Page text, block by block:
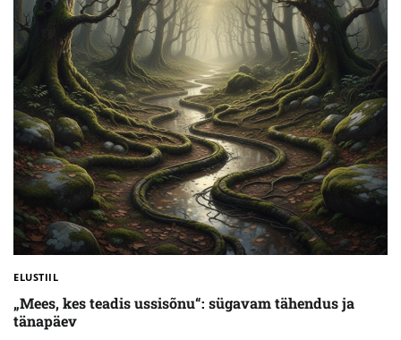
ELUSTIIL
„Mees, kes teadis ussisõnu“: sügavam tähendus ja
tänapäev